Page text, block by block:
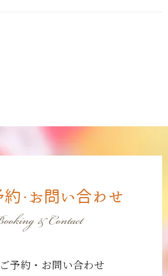
約・お問い合わせ
& Contact
予約・お問い合わせ